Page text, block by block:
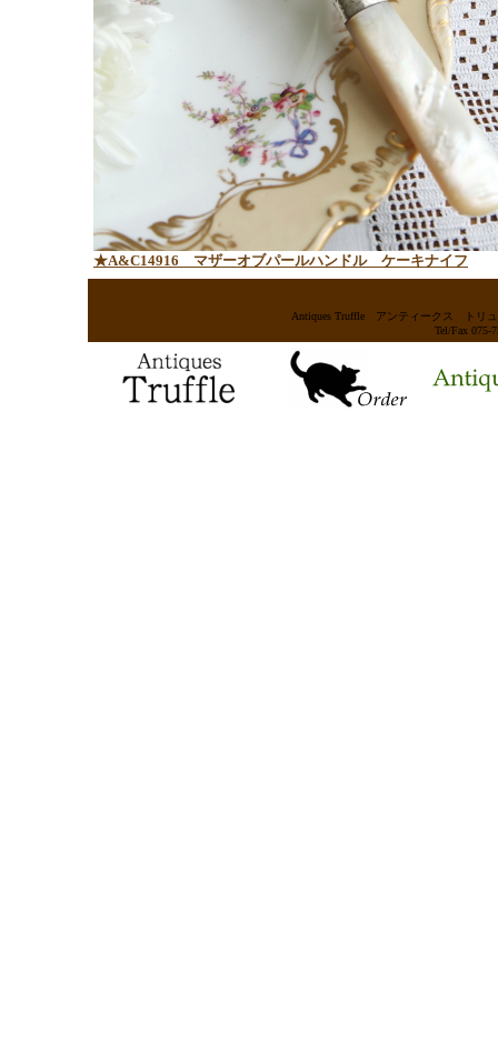
★A&C14916 マザーオブパールハンドル ケーキナイフ
Antiques Truffle アンティークス ト
Tel/Fax